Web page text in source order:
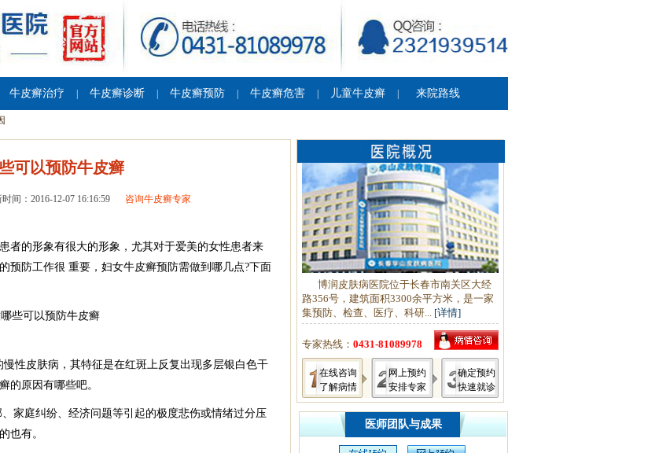
牛皮癣治疗 牛皮癣诊断 牛皮癣预防 牛皮癣危害 儿童牛皮癣 来院路线
可以预防牛皮癣
间：2016-12-07 16:16:59 咨询牛皮癣专家
者的形象有很大的形象，尤其对于爱美的女性患者来
预防工作很 重要，妇女牛皮癣预防需做到哪几点?下面
皮肤病，其特征是在红斑上反复出现多层银白色干
的原因有哪些吧。
庭纠纷、经济问题等引起的极度悲伤或情绪过分压
也有。
博润皮肤病医院位于长春市南关区大经
路356号，建筑面积3300余平方米，是一家
集预防、检查、医疗、科研... [详情]
专家热线： 0431-81089978
在线咨询
了解病情
网上预约
安排专家
确定预约
快速就诊
医师团队与成果